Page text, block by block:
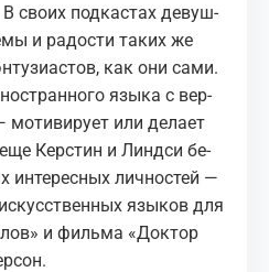
сво­их под­ка­стах де­вуш­
и ра­до­сти та­ких же
как они сами.
язы­ка с вер­
или де­ла­ет
Кер­стин и Линдси бе­
ин­те­рес­ных лич­но­стей —
язы­ков для
и филь­ма «Док­тор